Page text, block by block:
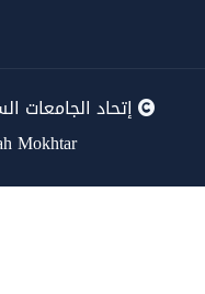
إتحاد الجامعات
Mokhtar